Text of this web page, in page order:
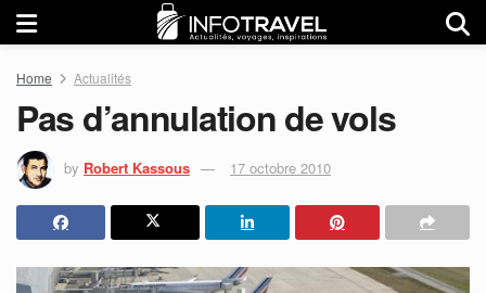
Home Actualités
Pas d’annulation de vols
by Robert Kassous 17 octobre 2010